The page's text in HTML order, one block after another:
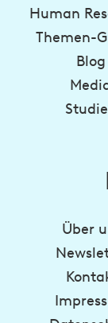
Human
Themen-
Blog
Über